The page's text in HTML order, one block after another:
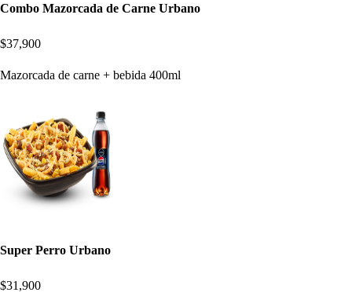
Combo Mazorcada de Carne Urbano
$37,900
Mazorcada de carne + bebida 400ml
Super Perro Urbano
$31,900